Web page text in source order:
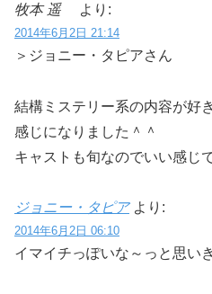
牧本 遥 より:
2014年6月2日 21:14
＞ジョニー・タピアさん
結構ミステリー系の内容が好
感じになりました＾＾
キャストも旬なのでいい感じ
ジョニー・タピア より:
2014年6月2日 06:10
イマイチっぽいな～っと思い